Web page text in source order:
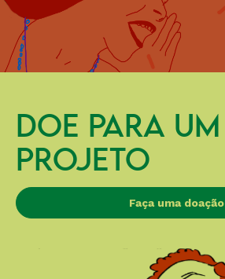
DOE PARA UM
PROJETO
Faça uma doação